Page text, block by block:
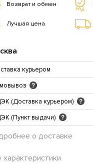
Возврат и обмен
Лучшая цена
курьером
?
(Доставка курьером)
?
(Пункт выдачи)
?
о доставке
характеристики